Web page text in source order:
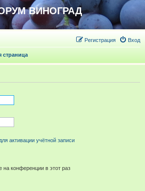
ВИНОГРАД
Вход
Регистрация
страница
активации учётной записи
конференции в этот раз